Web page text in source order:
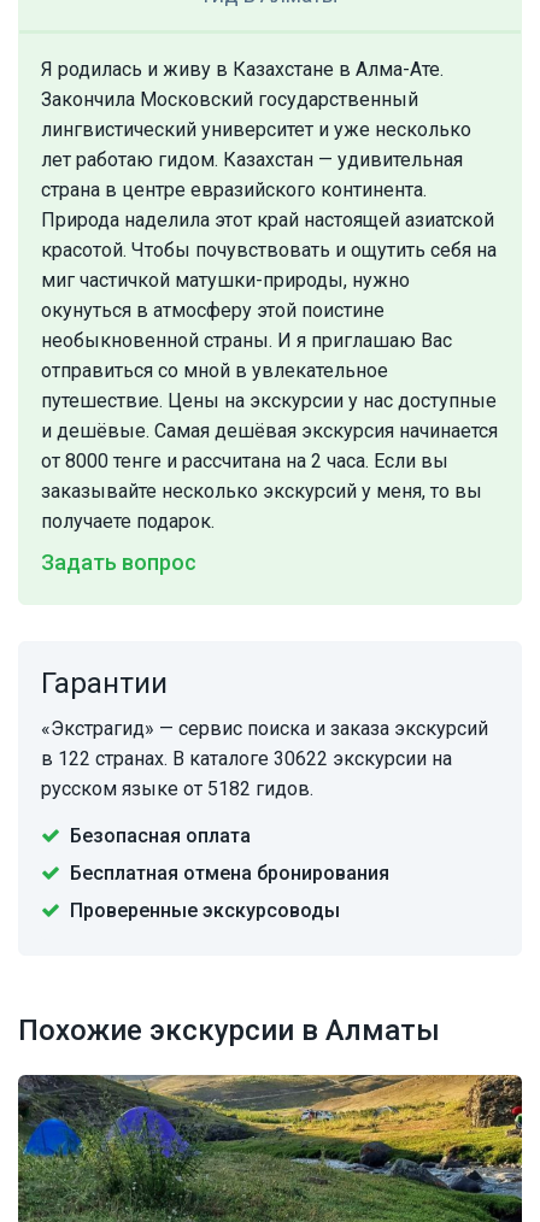
Я родилась и живу в Казахстане в Алма-Ате.
Закончила Московский государственный
лингвистический университет и уже несколько
лет работаю гидом. Казахстан — удивительная
страна в центре евразийского континента.
Природа наделила этот край настоящей азиатской
красотой. Чтобы почувствовать и ощутить себя на
миг частичкой матушки-природы, нужно
окунуться в атмосферу этой поистине
необыкновенной страны. И я приглашаю Вас
отправиться со мной в увлекательное
путешествие. Цены на экскурсии у нас доступные
и дешёвые. Самая дешёвая экскурсия начинается
от 8000 тенге и рассчитана на 2 часа. Если вы
заказывайте несколько экскурсий у меня, то вы
получаете подарок.
Задать вопрос
Гарантии
«Экстрагид» — сервис поиска и заказа экскурсий
в 122 странах. В каталоге 30622 экскурсии на
русском языке от 5182 гидов.
Безопасная оплата
Бесплатная отмена бронирования
Проверенные экскурсоводы
Похожие экскурсии в Алматы